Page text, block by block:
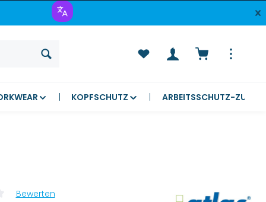
Warenkorb
KOPFSCHUTZ ARBEITSSCHUTZ-
Bewerten